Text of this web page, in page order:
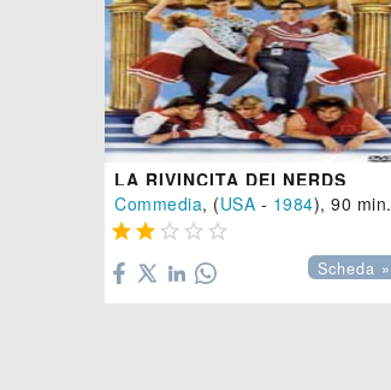
LA RIVINCITA DEI NERDS
Commedia, (USA - 1984), 90 min.
    
Scheda »